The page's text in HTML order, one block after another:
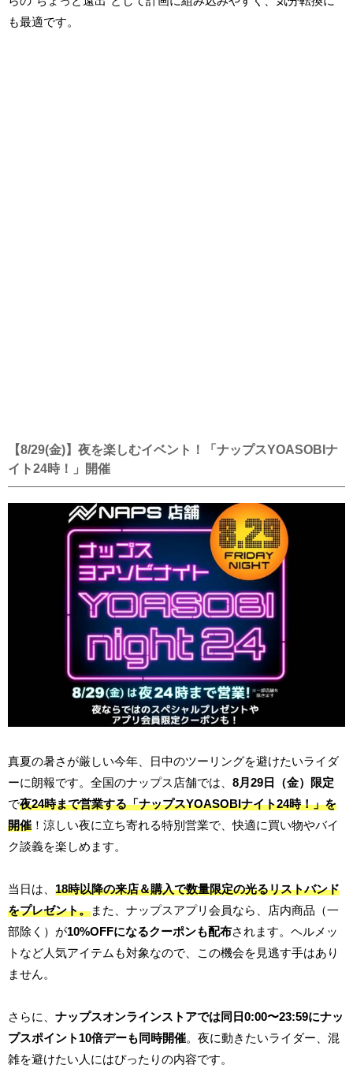
も最適です。
【8/29(金)】夜を楽しむイベント！「ナップスYOASOBIナ
イト24時！」開催
真夏の暑さが厳しい今年、日中のツーリングを避けたいライダ
ーに朗報です。全国のナップス店舗では、 8月29日（金）限定
で夜24時まで営業する「ナップスYOASOBIナイト24時！」を
開催 ！涼しい夜に立ち寄れる特別営業で、快適に買い物やバイ
ク談義を楽しめます。
当日は、 18時以降の来店＆購入で数量限定の光るリストバンド
をプレゼント。また、ナップスアプリ会員なら、店内商品（一
部除く）が10%OFFになるクーポンも配布されます。ヘルメッ
トなど人気アイテムも対象なので、この機会を見逃す手はあり
ません。
さらに、 ナップスオンラインストアでは同日0:00〜23:59にナッ
プスポイント10倍デーも同時開催。夜に動きたいライダー、混
雑を避けたい人にはぴったりの内容です。